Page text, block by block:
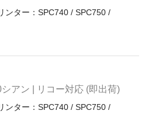
ンター：SPC740 / SPC750 /
アン | リコー対応 (即出荷)
ンター：SPC740 / SPC750 /